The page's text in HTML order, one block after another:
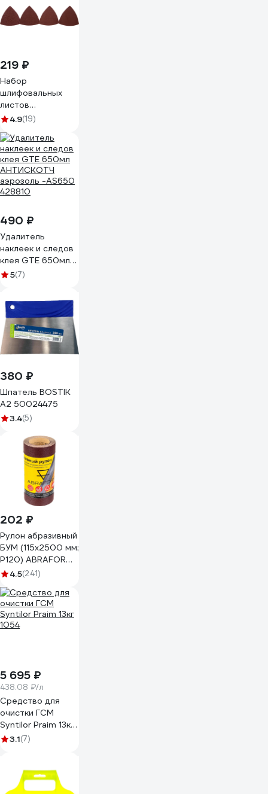
219 ₽
Набор
шлифовальных
листов
дельтавидных (80
ПРАКТИКА 240-
423
4.9(19)
490 ₽
Удалитель
наклеек и следов
клея GTE 650мл
АНТИСКОТЧ
5(7)
380 ₽
Шпатель BOSTIK
А2 50024475
3.4(5)
202 ₽
Рулон абразивный
БУМ (115x2500 мм;
P120) ABRAFORM
afr115-2500-120
4.5(241)
5 695 ₽
438.08 ₽/л
Средство для
очистки ГСМ
Syntilor Praim 13кг
1054
3.1(7)